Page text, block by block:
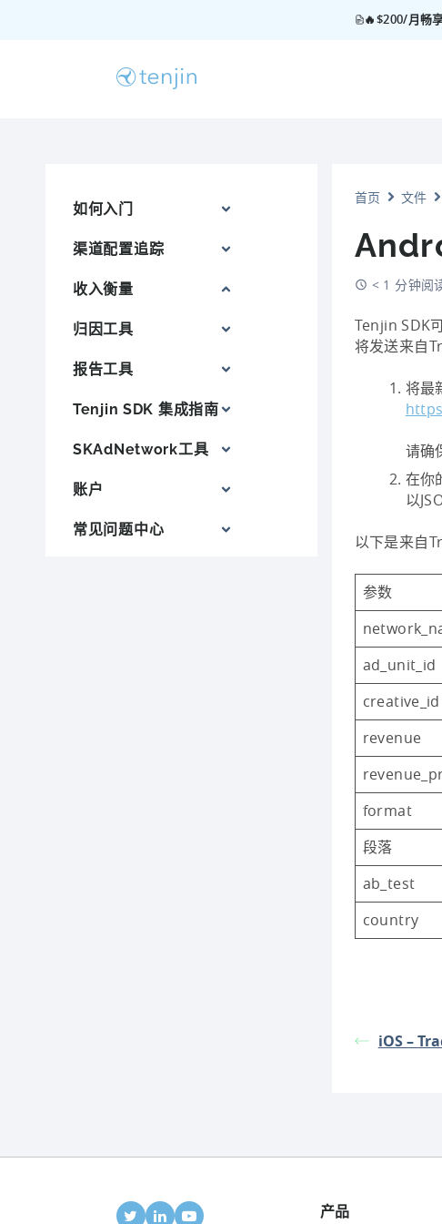
🔥$200/月畅
如何入门
渠道配置追踪
收入衡量
归因工具
报告工具
Tenjin SDK 集成指南
SKAdNetwork工具
账户
常见问题中心
首页 文件
< 1 分钟阅
Tenjin SDK
将发送来自
将最
请确
在你
以
以下是来自
参数
ad_unit_id
creative_id
revenue
format
段落
ab_test
country
iOS –
产品